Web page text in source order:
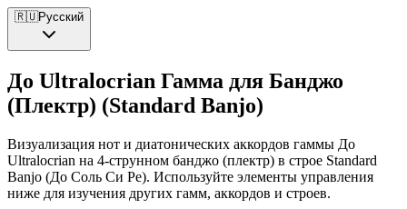
🇷🇺Русский
До Ultralocrian Гамма для Банджо
(Плектр) (Standard Banjo)
Визуализация нот и диатонических аккордов гаммы До
Ultralocrian на 4-струнном банджо (плектр) в строе Standard
Banjo (До Соль Си Ре). Используйте элементы управления
ниже для изучения других гамм, аккордов и строев.